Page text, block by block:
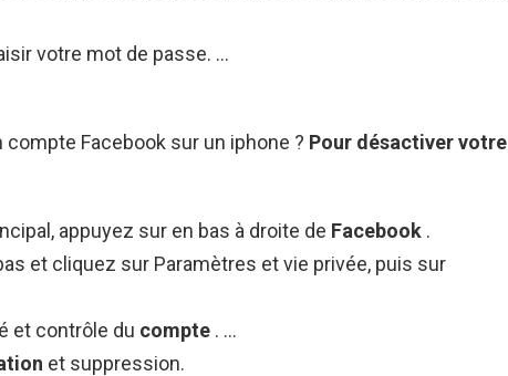
votre mot de passe. …
Facebook sur un iphone ? Pour désactivervotre
appuyez sur en bas à droite de Facebook .
et cliquez sur Paramètres et vie privée, puis sur
et contrôle du compte . …
et suppression.